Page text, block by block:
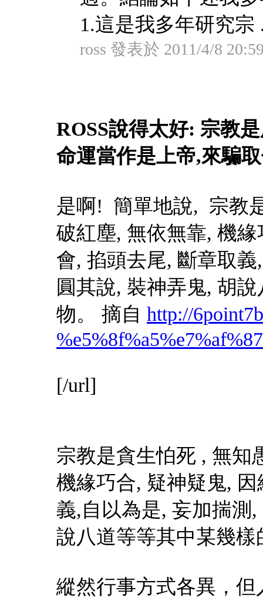
1.這是我多年研究宗
ross 發表於 2011/4/8
ROSS說得太好: 宗教
命運當作是上帝,來騙
是啊! 簡單地說, 宗教
破紅塵, 無依無靠, 機
會, 掐頭去尾, 斷章取
圓其說, 裝神弄鬼, 胡
物。 摘自 http://
[/url]
宗教是貪生怕死 , 無知
機緣巧合, 疑神疑鬼,
義,自以為是, 妄加揣測
說八道等等其中某幾
縱然行事方式各異，